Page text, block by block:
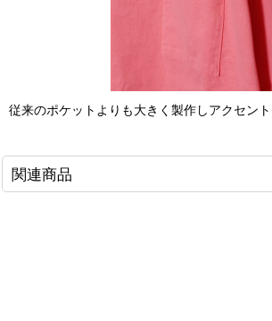
従来のポケットよりも大きく製作しアクセン
関連商品